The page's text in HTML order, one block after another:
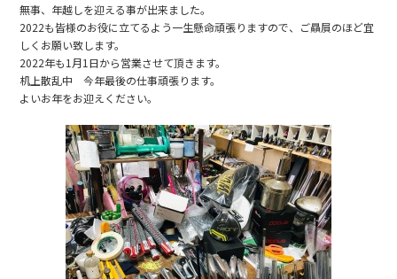
b
o
o
k
無事、年越しを迎える事が出来ました。
2022も皆様のお役に立てるよう一生懸命頑張りますので、ご贔屓のほど宜
しくお願い致します。
2022年も1月1日から営業させて頂きます。
机上散乱中 今年最後の仕事頑張ります。
よいお年をお迎えください。